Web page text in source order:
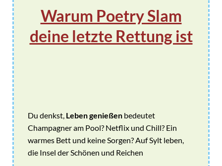
Warum Poetry Slam
deine letzte Rettung ist
Du denkst, Leben genießen bedeutet
Champagner am Pool? Netflix und Chill? Ein
warmes Bett und keine Sorgen? Auf Sylt leben,
die Insel der Schönen und Reichen